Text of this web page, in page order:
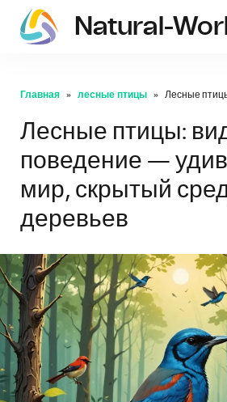
Natural-
Главная лесные птицы Лесные
Лесные птицы:
поведение —
мир, скрытый
деревьев